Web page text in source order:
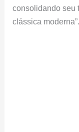
consolidando seu
clássica moderna”.